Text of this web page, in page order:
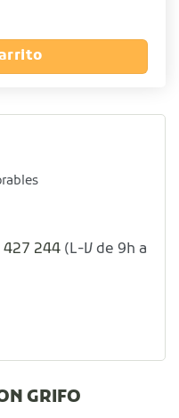
grifo de vaciado
427 244 (L-V de 9h a
GRIFO